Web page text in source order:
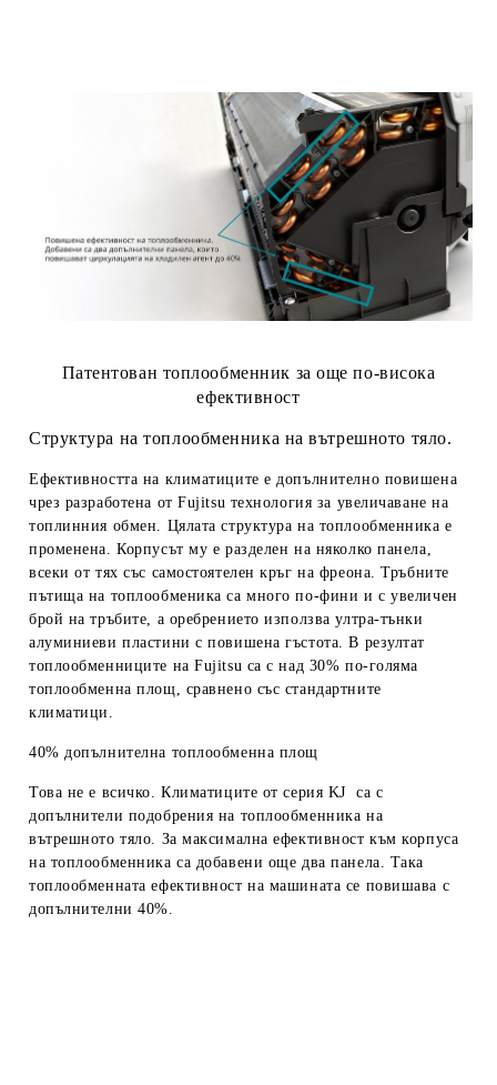
Патентован топлообменник за още по-висока
ефективност
Структура на топлообменника на вътрешното тяло.
Ефективността на климатиците е допълнително повишена
чрез разработена от Fujitsu технология за увеличаване на
топлинния обмен. Цялата структура на топлообменника е
променена. Корпусът му е разделен на няколко панела,
всеки от тях със самостоятелен кръг на фреона. Тръбните
пътища на топлообменика са много по-фини и с увеличен
брой на тръбите, а оребрението използва ултра-тънки
алуминиеви пластини с повишена гъстота. В резултат
топлообменниците на Fujitsu са с над 30% по-голяма
топлообменна площ, сравнено със стандартните
климатици.
40% допълнителна топлообменна площ
Това не е всичко. Климатиците от серия KJ са с
допълнители подобрения на топлообменника на
вътрешното тяло. За максимална ефективност към корпуса
на топлообменника са добавени още два панела. Така
топлообменната ефективност на машината се повишава с
допълнителни 40%.